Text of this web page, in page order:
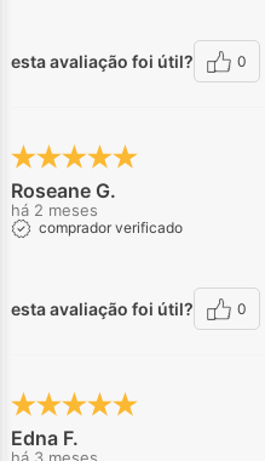
esta avaliação foi útil? 0
Roseane G.
há 2 meses
comprador verificado
esta avaliação foi útil? 0
Edna F.